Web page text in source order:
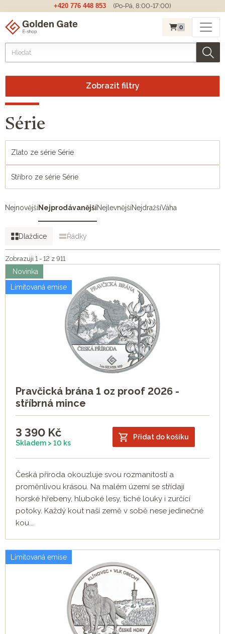
+420 776 448 853 (Po-Pá, 8:00-17:00)
0
Zobrazit filtry
Série
Zlato ze série Série
Stříbro ze série Série
NejnovějšíNejprodávanějšíNejlevnějšíNejdražšíVáha
Dlaždice Řádky
Zobrazuji 1 - 12 z 911
Novinka
Limitovaná emise
Pravčická brána 1 oz proof 2026 -
stříbrná mince
3 390 Kč
Skladem > 10 ks
Přidat do košíku
Česká příroda okouzluje svou rozmanitostí a
proměnlivou krásou. Na malém území se střídají
horské hřebeny, hluboké lesy, tiché louky i zurčící
potoky. Každý kout naší země v sobě nese jedinečné
kou...
Limitovaná emise